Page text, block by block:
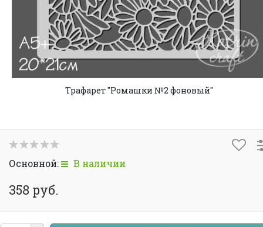
Трафарет "Ромашки №2 фоновый"
Основной: В наличии
358 руб.